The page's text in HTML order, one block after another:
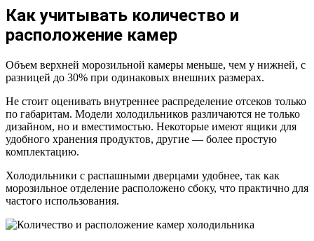
Как учитывать количество и
расположение камер
Объем верхней морозильной камеры меньше, чем у нижней, с
разницей до 30% при одинаковых внешних размерах.
Не стоит оценивать внутреннее распределение отсеков только
по габаритам. Модели холодильников различаются не только
дизайном, но и вместимостью. Некоторые имеют ящики для
удобного хранения продуктов, другие — более простую
комплектацию.
Холодильники с распашными дверцами удобнее, так как
морозильное отделение расположено сбоку, что практично для
частого использования.